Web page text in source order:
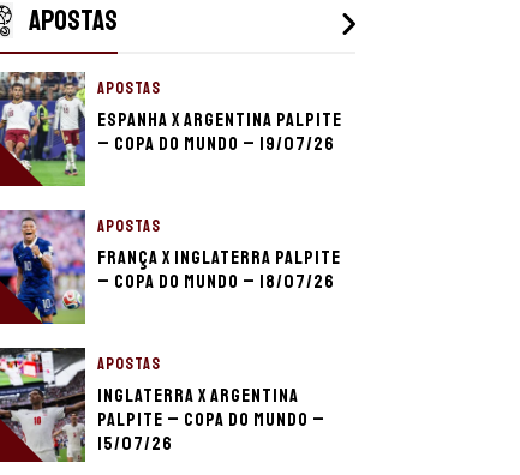
APOSTAS
APOSTAS
Espanha x Argentina palpite
– Copa do Mundo – 19/07/26
APOSTAS
França x Inglaterra palpite
– Copa do Mundo – 18/07/26
APOSTAS
Inglaterra x Argentina
palpite – Copa do Mundo –
15/07/26